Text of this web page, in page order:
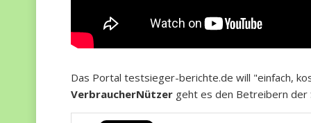
Das Portal testsieger-berichte.de will "einfach,
VerbraucherNützer geht es den Betreibern der